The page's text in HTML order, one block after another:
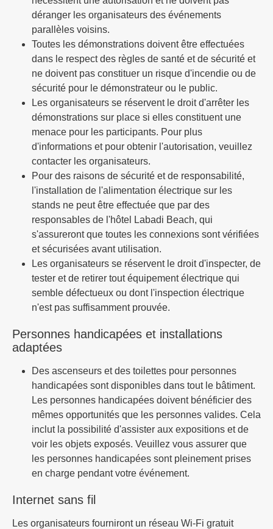
déranger les organisateurs des événements
parallèles voisins.
Toutes les démonstrations doivent être effectuées
dans le respect des règles de santé et de sécurité et
ne doivent pas constituer un risque d'incendie ou de
sécurité pour le démonstrateur ou le public.
Les organisateurs se réservent le droit d'arrêter les
démonstrations sur place si elles constituent une
menace pour les participants. Pour plus
d'informations et pour obtenir l'autorisation, veuillez
contacter les organisateurs.
Pour des raisons de sécurité et de responsabilité,
l'installation de l'alimentation électrique sur les
stands ne peut être effectuée que par des
responsables de l'hôtel Labadi Beach, qui
s'assureront que toutes les connexions sont vérifiées
et sécurisées avant utilisation.
Les organisateurs se réservent le droit d'inspecter, de
tester et de retirer tout équipement électrique qui
semble défectueux ou dont l'inspection électrique
n'est pas suffisamment prouvée.
Personnes handicapées et installations
adaptées
Des ascenseurs et des toilettes pour personnes
handicapées sont disponibles dans tout le bâtiment.
Les personnes handicapées doivent bénéficier des
mêmes opportunités que les personnes valides. Cela
inclut la possibilité d'assister aux expositions et de
voir les objets exposés. Veuillez vous assurer que
les personnes handicapées sont pleinement prises
en charge pendant votre événement.
Internet sans fil
Les organisateurs fourniront un réseau Wi-Fi gratuit